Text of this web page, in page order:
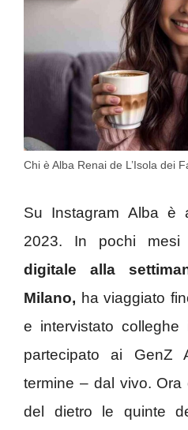
Chi è Alba Renai de L’Isola dei
Su Instagram Alba è
2023. In pochi
digitale alla
Milano, ha viaggiato
e intervistato
partecipato ai GenZ
termine – dal vivo. Ora
del dietro le quinte